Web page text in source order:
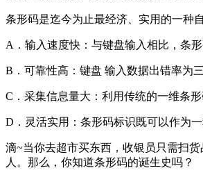
条形码是迄今为止最经济、实用的一种
A．输入速度快：与键盘输入相比，条
B．可靠性高：键盘 输入数据出错率为
C．采集信息量大：利用传统的一维条
D．灵活实用：条形码标识既可以作为
滴~当你去超市买东西，收银员只需扫
人。那么，你知道条形码的诞生史吗？